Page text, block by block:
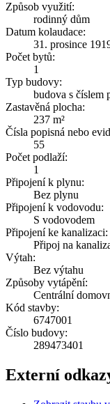
Způsob využití:
rodinný dům
Datum kolaudace:
31. prosince
Počet bytů:
1
Typ budovy:
budova s číslem
Zastavěná plocha:
237 m²
Čísla popisná nebo
55
Počet podlaží:
1
Připojení k plynu:
Bez plynu
Připojení k vodovodu:
S vodovodem
Připojení ke kanalizaci:
Připoj na
Výtah:
Bez výtahu
Způsoby vytápění:
Centrální
Kód stavby:
6747001
Číslo budovy:
289473401
Externí